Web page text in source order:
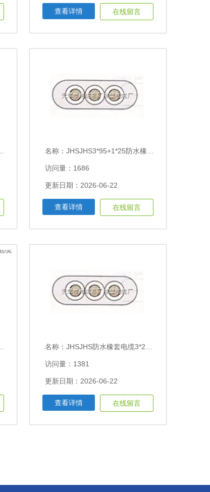
查看详情 在线留言
名称： JHSJHS3*95+1*25防水橡套电缆每米多少钱
访问量：1686
更新日期：2026-06-22
查看详情 在线留言
名称： JHSJHS防水橡套电缆3*25+1*16国标电缆价格
访问量：1381
更新日期：2026-06-22
查看详情 在线留言